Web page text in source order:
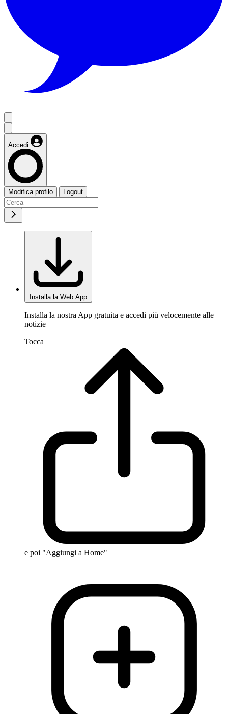
Accedi
Modifica profilo Logout
Installa la Web App
Installa la nostra App gratuita e accedi più velocemente alle
notizie
Tocca
e poi "Aggiungi a Home"